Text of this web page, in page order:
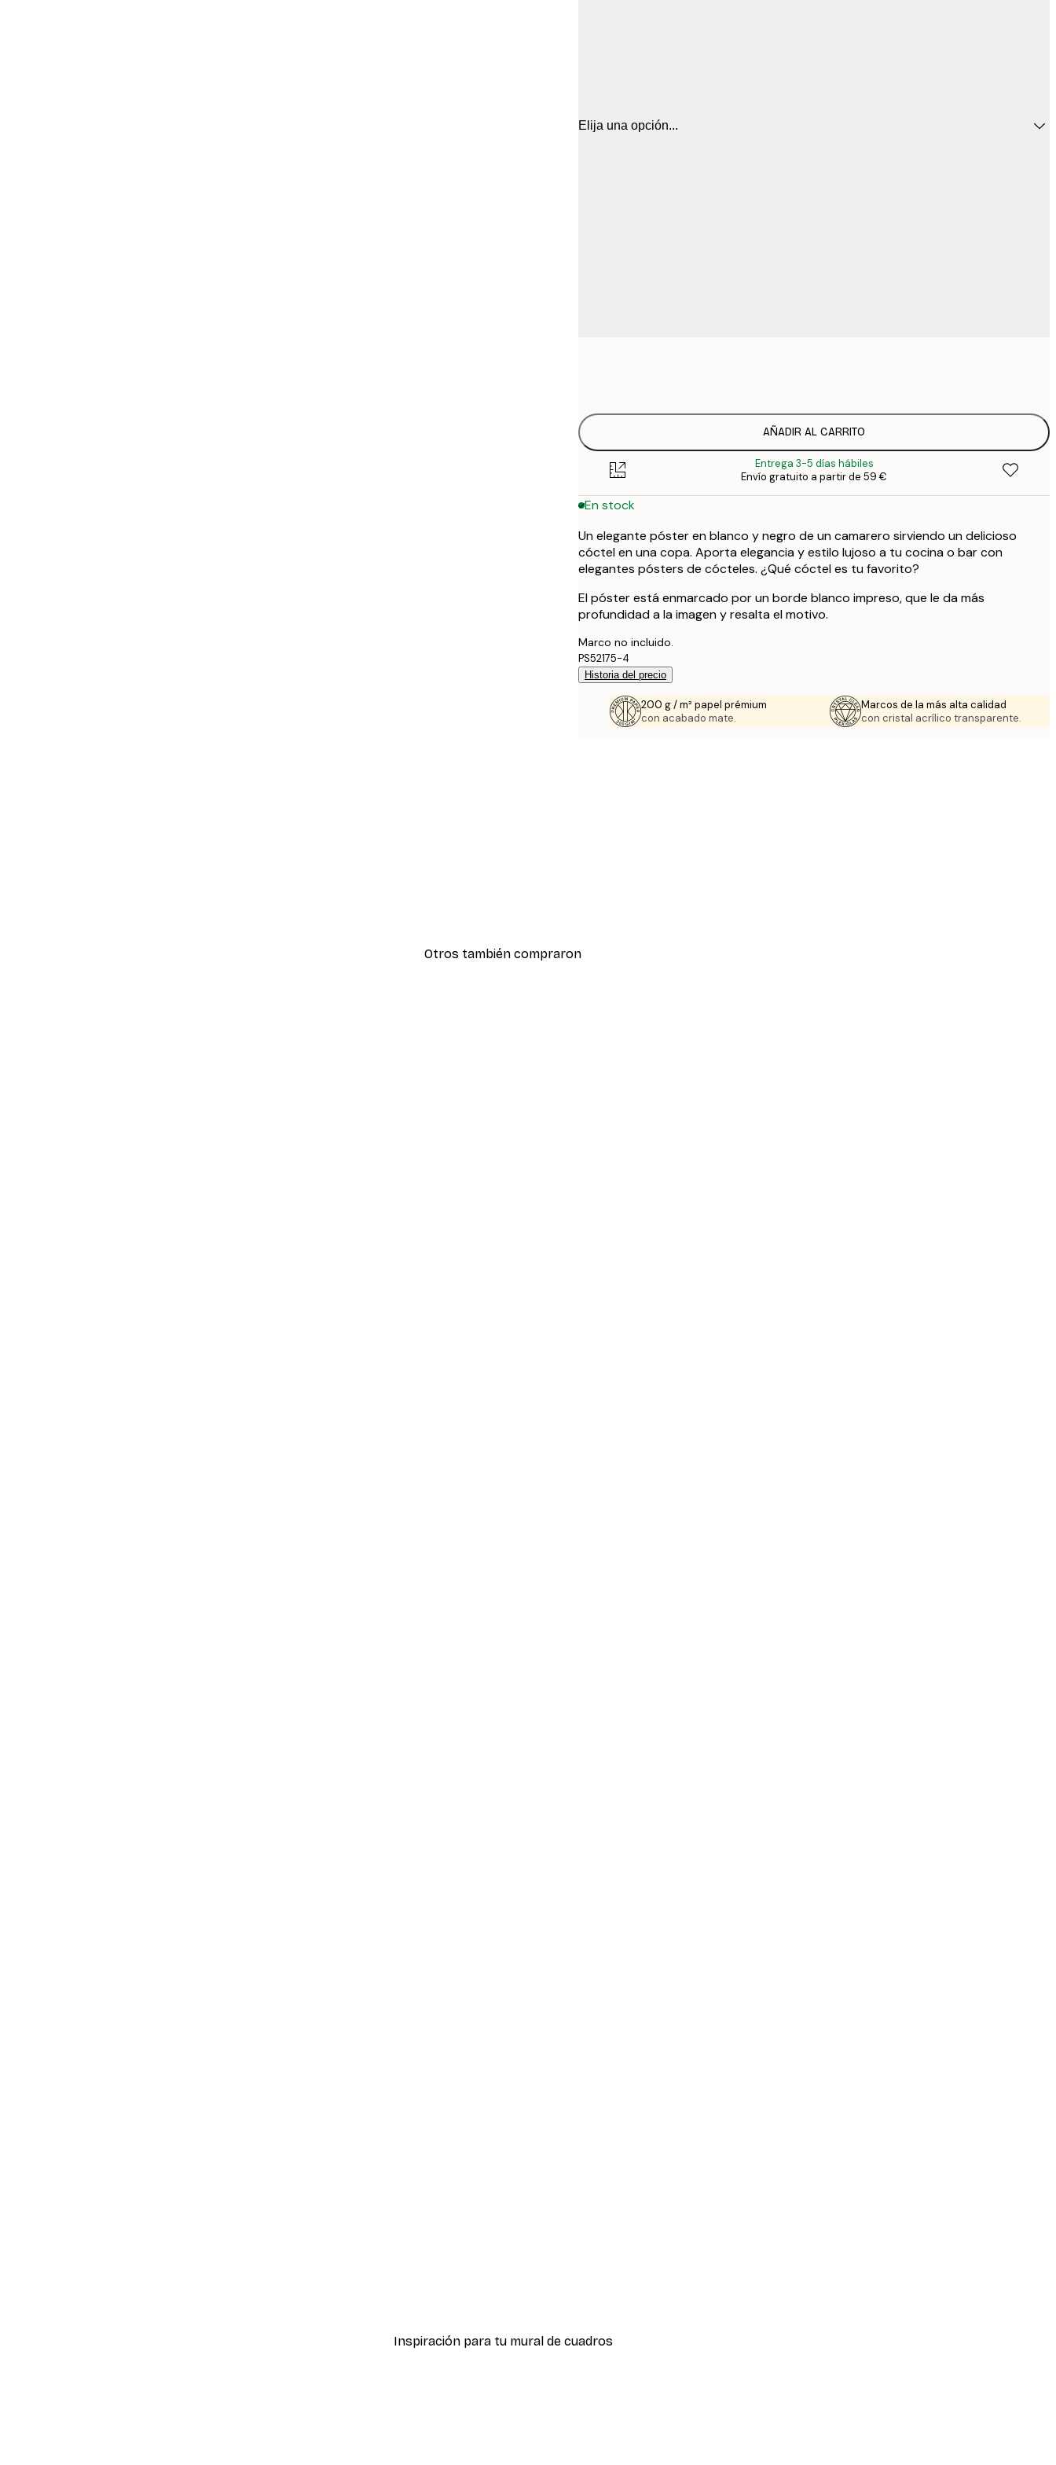
Elija una opción...
AÑADIR AL CARRITO
Entrega 3-5 días hábiles
Envío gratuito a partir de 59 €
En stock
Un elegante póster en blanco y negro de un camarero sirviendo un delicioso
cóctel en una copa. Aporta elegancia y estilo lujoso a tu cocina o bar con
elegantes pósters de cócteles. ¿Qué cóctel es tu favorito?
El póster está enmarcado por un borde blanco impreso, que le da más
profundidad a la imagen y resalta el motivo.
Marco no incluido.
PS52175-4
Historia del precio
200 g / m² papel prémium
con acabado mate.
Marcos de la más alta calidad
con cristal acrílico transparente.
Otros también compraron
Inspiración para tu mural de cuadros